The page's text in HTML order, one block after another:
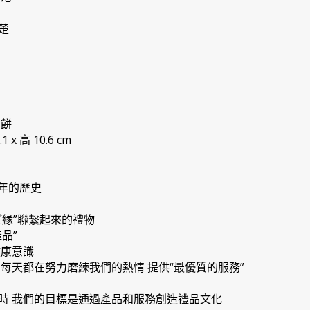
x 高 10.6 cm
的歷史
”聯繫起來的禮物
”
意識
天都在努力磨練我們的熱情 提供“最優質的服務”
我們的目標是通過產品和服務創造禮品文化